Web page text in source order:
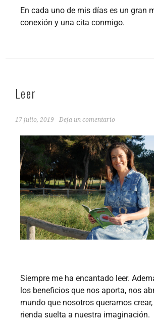
En cada uno de mis días es un gran
conexión y una cita conmigo.
Leer
17 julio, 2019 Deja un comentario
Siempre me ha encantado leer.
los beneficios que nos aporta, nos
mundo que nosotros queramos
rienda suelta a nuestra imaginación.